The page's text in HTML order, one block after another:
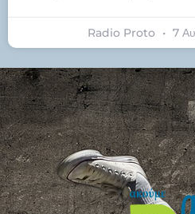
Radio Proto 7